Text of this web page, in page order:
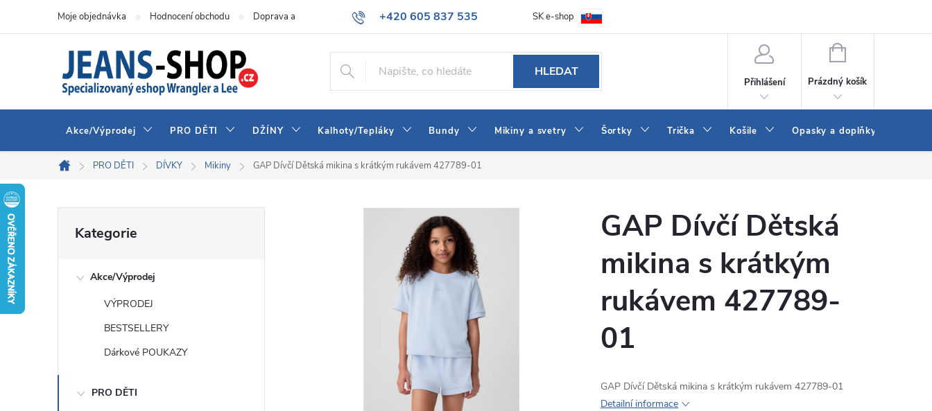
+420 605 837 535
info@jeans-shop.cz
Moje objednávka Hodnocení obchodu Doprava a platba Obchodní podmínky Naše prodejna Blog Kontakt
SK e-shop
HLEDAT
Přihlášení
NÁKUPNÍ
Prázdný košík
Akce/Výprodej PRO DĚTI DŽÍNY Kalhoty/Tepláky Bundy Mikiny a svetry Šortky Trička Košile Opasky a doplňky
Domů
PRO DĚTI DÍVKY Mikiny GAP Dívčí Dětská mikina s krátkým rukávem 427789-01
kategorie
Kategorie
Akce/Výprodej
VÝPRODEJ
BESTSELLERY
Dárkové POUKAZY
PRO DĚTI
GAP Dívčí Dětská
mikina s krátkým
rukávem 427789-
01
GAP Dívčí Dětská mikina s krátkým rukávem 427789-01
Detailní informace